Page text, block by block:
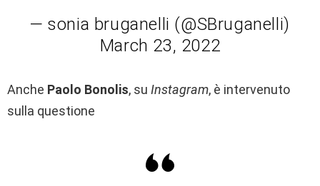
— sonia bruganelli (@SBruganelli)
March 23, 2022
Anche Paolo Bonolis, su Instagram, è intervenuto
sulla questione